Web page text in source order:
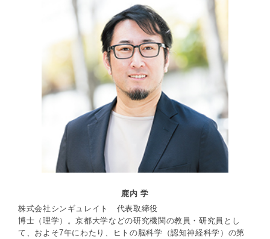
鹿内 学
株式会社シンギュレイト 代表取締役
博士（理学）。京都大学などの研究機関の教員・研究員とし
て、およそ7年にわたり、ヒトの脳科学（認知神経科学）の第